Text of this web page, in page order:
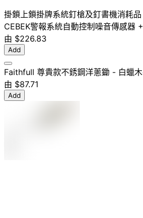
掛鎖上鎖掛牌系統釘槍及釘書機消耗品
CEBEK警報系統自動控制 噪音傳感器
由 $226.83
Add
Faithfull 尊貴款不銹鋼洋蔥鋤 - 白蠟
由 $87.71
Add